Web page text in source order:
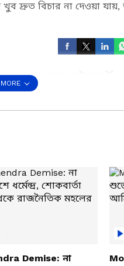
দ্রুত বিচার না দেওয়া যায়,
চলছে । এরকম হাইকোর্টে
মানুষকে যদি খুব দ্রুত
লোকাল কমিটিতে।
Demise: না